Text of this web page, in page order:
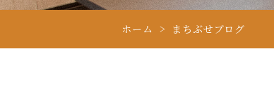
ホーム まちぶせブログ